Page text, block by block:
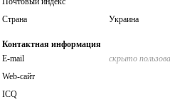
Страна
Украина
Контактная информация
E-mail
скрыто
Web-сайт
ICQ